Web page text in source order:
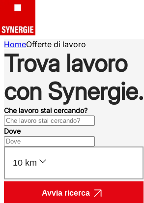
HomeOfferte di lavoro
Trova lavoro
con Synergie.
Che lavoro stai cercando?
Dove
10 km
Avvia ricerca